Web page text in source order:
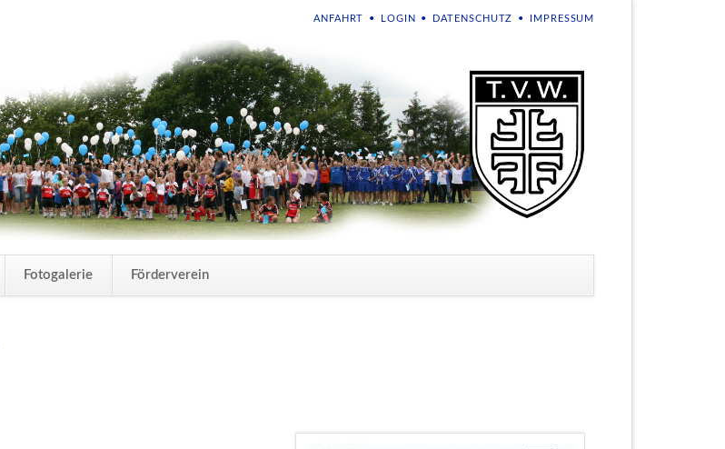
NAVIGATION
ANFAHRT LOGIN DATENSCHUTZ IMPRESSUM
überspringen
Fotogalerie Förderverein